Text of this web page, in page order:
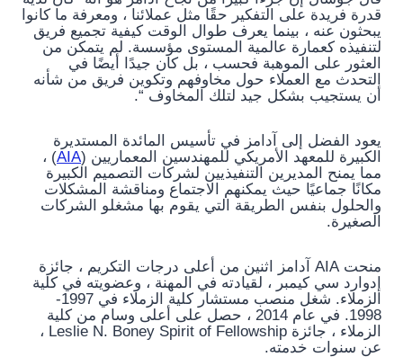
قدرة فريدة على التفكير حقًا مثل عملائنا ، ومعرفة ما كانوا
يبحثون عنه ، بينما يعرف طوال الوقت كيفية تجميع فريق
لتنفيذه كعمارة عالمية المستوى مؤسسة. لم يتمكن من
العثور على الموهبة فحسب ، بل كان جيدًا أيضًا في
التحدث مع العملاء حول مخاوفهم وتكوين فريق من شأنه
أن يستجيب بشكل جيد لتلك المخاوف “.
يعود الفضل إلى آدامز في تأسيس المائدة المستديرة
الكبيرة للمعهد الأمريكي للمهندسين المعماريين (AIA) ،
مما يمنح المديرين التنفيذيين لشركات التصميم الكبيرة
مكانًا جماعيًا حيث يمكنهم الاجتماع ومناقشة المشكلات
والحلول بنفس الطريقة التي يقوم بها مشغلو الشركات
الصغيرة.
منحت AIA آدامز اثنين من أعلى درجات التكريم ، جائزة
إدوارد سي كيمبر ، لقيادته في المهنة ، وعضويته في كلية
الزملاء. شغل منصب مستشار كلية الزملاء في 1997-
1998. في عام 2014 ، حصل على أعلى وسام من كلية
الزملاء ، جائزة Leslie N. Boney Spirit of Fellowship ،
عن سنوات خدمته.